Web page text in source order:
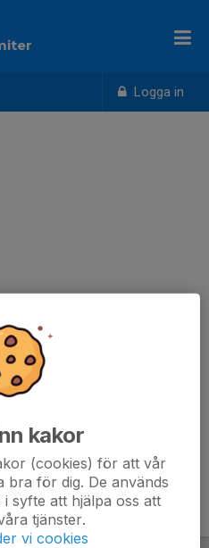
Logga in
reserved.
kakor
(cookies) för att vår
bra för dig. De används
syfte att hjälpa oss att
tjänster.
vi cookies